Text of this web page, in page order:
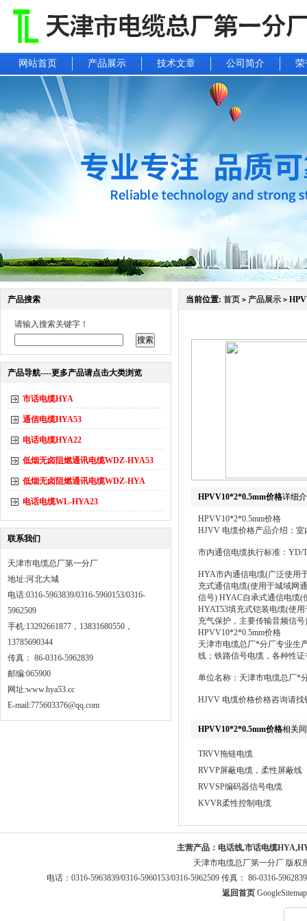
网站首页 产品展示 技术文章 公司简介 荣
产品搜索
请输入搜索关键字！
产品导航----更多产品请点击大类浏览
市话电缆HYA
通信电缆HYA53
电话电缆HYA22
低烟无卤阻燃通讯电缆WDZ-HYA53
低烟无卤阻燃通讯电缆WDZ-HYA
电话电缆WL-HYA23
联系我们
天津市电缆总厂第一分厂
地址:河北大城
电话:0316-5963839/0316-5960153/0316-
5962509
手机:13292661877，13831680550，
13785690344
传真： 86-0316-5962839
邮编:065900
网址:www.hya53.cc
E-mail:775603376@qq.com
当前位置: 首页 > 产品展示 >
HPVV10*2*0.5mm价格详细
HPVV10*2*0.5mm价格
HJVV 电缆价格产品介绍：
市内通信电缆执行标准：YD/
HYA市内通信电缆(广泛使用
充式通信电缆(使用于城域网
信号) HYAC自承式通信电缆(
HYAT53填充式铠装电缆(使
充气保护，主要传输音频信号)
HPVV10*2*0.5mm价格
天津市电缆总厂*分厂专业生
线；铁路信号电缆，各种性
单位名称：天津市电缆总厂
HJVV 电缆价格价格咨询请找
HPVV10*2*0.5mm价格相关
TRVV拖链电缆
RVVP屏蔽电缆，柔性屏蔽线
RVVSP编码器信号电缆
KVVR柔性控制电缆
主营产品： 电话线,市话电缆
天津市电缆总厂第一分厂 版权
电话：0316-5963839/0316-5960153/0316-5962509 传真： 86-0316-
返回首页 GoogleSitemap